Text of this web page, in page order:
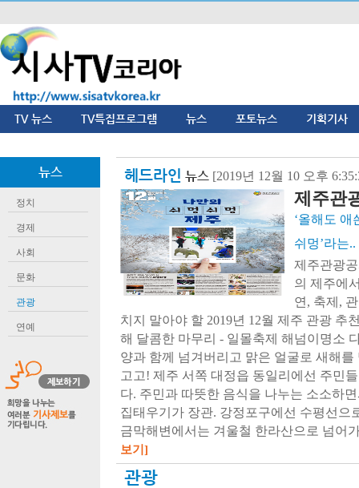
TV 뉴스 TV특집프로그램 뉴스 포토뉴스 기획기사
뉴스
정치
경제
사회
문화
관광
연예
헤드라인 뉴스 [2019년 12월 10 오후
제주관
‘올해도 애
쉬멍’라는..
제주관광
의 제주에
연, 축제,
치지 말아야 할 2019년 12월 제주 관광 추
해 달콤한 마무리 - 일몰축제 해넘이명소
양과 함께 넘겨버리고 맑은 얼굴로 새해
고고! 제주 서쪽 대정읍 동일리에선 주민
다. 주민과 따뜻한 음식을 나누는 소소하
집태우기가 장관. 강정포구에선 수평선으
금막해변에서는 겨울철 한라산으로 넘어
보기]
관광